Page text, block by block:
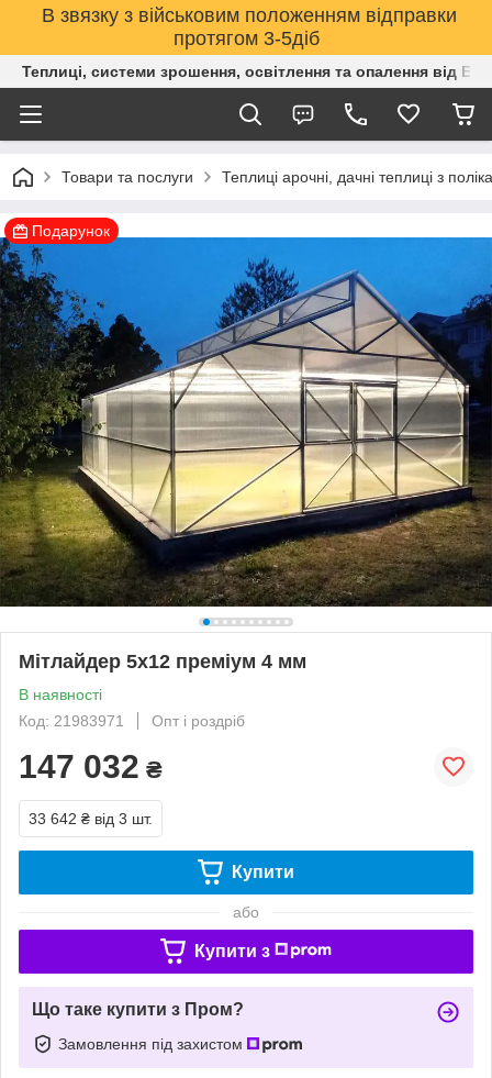
В звязку з військовим положенням відправки
протягом 3-5діб
Теплиці, системи зрошення, освітлення та опалення від
Товари та послуги Теплиці арочні, дачні теплиці з
Подарунок
Мітлайдер 5х12 преміум 4 мм
В наявності
Код: 21983971
Опт і роздріб
147 032 ₴
33 642 ₴ від 3 шт.
Купити
або
Купити з
Що таке купити з Пром?
Замовлення під захистом